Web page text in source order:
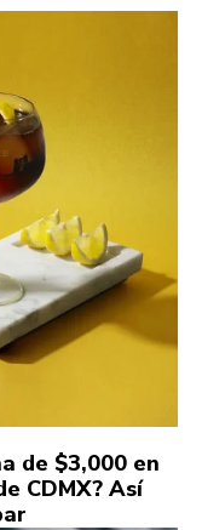
de $3,000 en
CDMX? Así